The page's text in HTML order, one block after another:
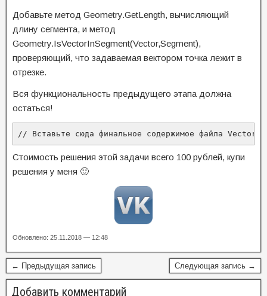
Добавьте метод Geometry.GetLength, вычисляющий
длину сегмента, и метод
Geometry.IsVectorInSegment(Vector,Segment),
проверяющий, что задаваемая вектором точка лежит в
отрезке.
Вся функциональность предыдущего этапа должна
остаться!
// Вставьте сюда финальное содержимое файла
Стоимость решения этой задачи всего 100 рублей, купи
решения у меня 🙂
Обновлено: 25.11.2018 — 12:48
← Предыдущая запись Следующая запись →
Добавить комментарий